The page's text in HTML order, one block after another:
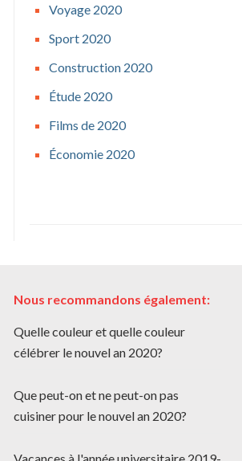
Voyage 2020
Sport 2020
Construction 2020
Étude 2020
Films de 2020
Économie 2020
Nous recommandons également:
Quelle couleur et quelle couleur
célébrer le nouvel an 2020?
Que peut-on et ne peut-on pas
cuisiner pour le nouvel an 2020?